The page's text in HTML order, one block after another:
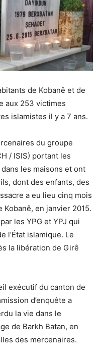
de Kobanê et de
aux 253 victimes
islamistes il y a 7 ans.
du groupe
/ ISIS) portant les
les maisons et ont
dont des enfants, des
a eu lieu cinq mois
en janvier 2015.
les YPG et YPJ qui
l’État islamique. Le
la libération de Girê
exécutif du canton de
d’enquête a
la vie dans le
de Barkh Batan, en
des mercenaires.